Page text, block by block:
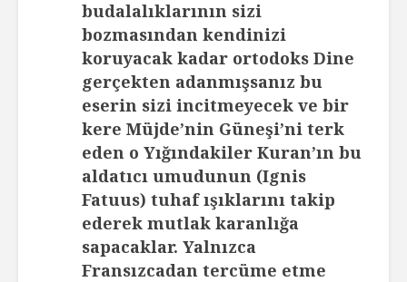
budalalıklarının sizi
bozmasından kendinizi
koruyacak kadar ortodoks Dine
gerçekten adanmışsanız bu
eserin sizi incitmeyecek ve bir
kere Müjde’nin Güneşi’ni terk
eden o Yığındakiler Kuran’ın bu
aldatıcı umudunun (Ignis
Fatuus) tuhaf ışıklarını takip
ederek mutlak karanlığa
sapacaklar. Yalnızca
Fransızcadan tercüme etme